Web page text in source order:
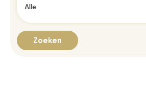
Alle
Zoeken